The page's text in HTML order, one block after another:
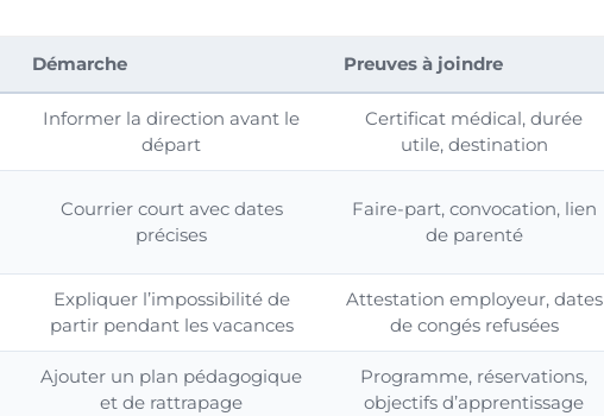
Démarche Preuves à joindre
Informer la direction avant le
départ
Certificat médical, durée
utile, destination
Courrier court avec dates
précises
Faire-part, convocation, lien
de parenté
Expliquer l’impossibilité de
partir pendant les vacances
Attestation employeur, dates
de congés refusées
Ajouter un plan pédagogique
et de rattrapage
Programme, réservations,
objectifs d’apprentissage